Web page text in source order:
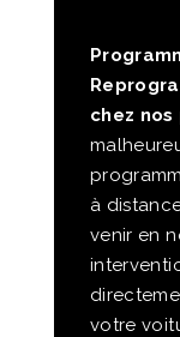
chez
à
venir en
votre